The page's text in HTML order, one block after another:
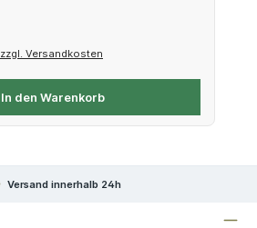
Versandkosten
In den Warenkorb
Versand innerhalb 24h